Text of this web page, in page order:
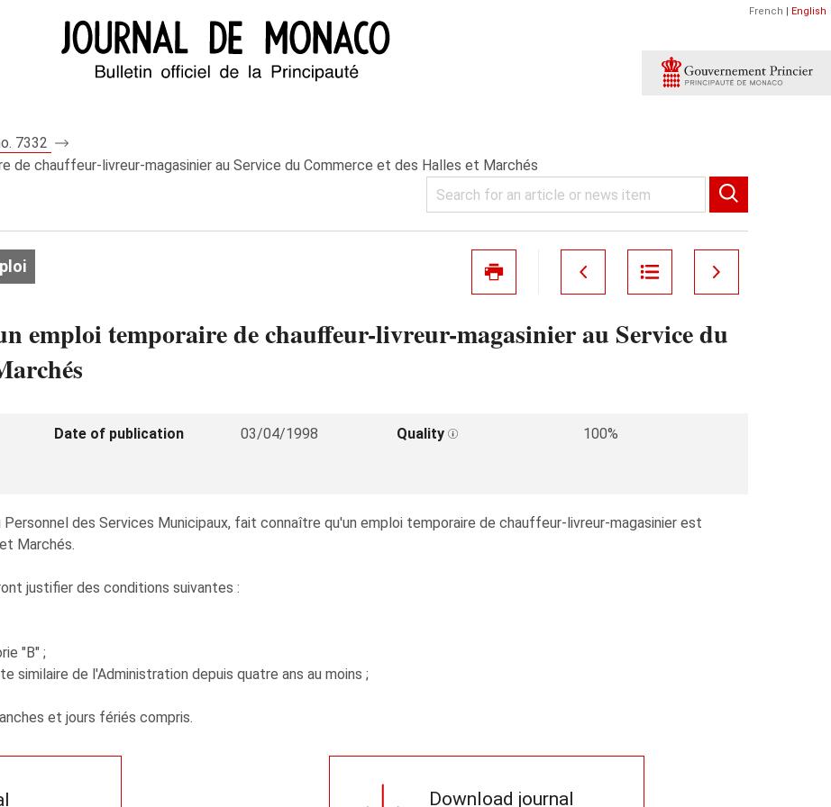
French | English
7332
de chauffeur-livreur-magasinier au Service du Commerce et des Halles et Marchés
emploi temporaire de chauffeur-livreur-magasinier au Service du
Date of publication 03/04/1998 Quality
100%
des Services Municipaux, fait connaître qu'un emploi temporaire de chauffeur-livreur-magasinier est
Marchés.
justifier des conditions suivantes :
"B" ;
similaire de l'Administration depuis quatre ans au moins ;
et jours fériés compris.
Download journal